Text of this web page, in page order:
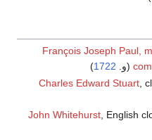
François Joseph Paul,
1722
)
Charles Edward Stuart,
John Whitehurst, English